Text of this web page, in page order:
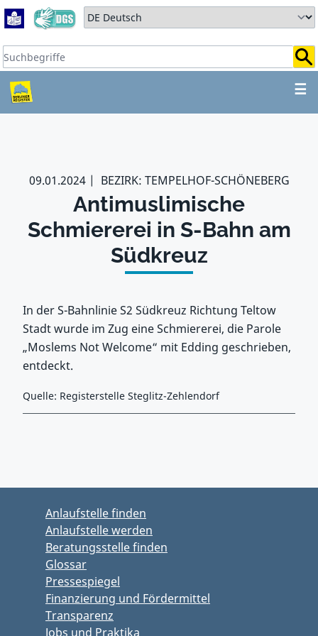
Zum Hauptbereich springen
Zum Hauptmenü springen
Sprache auswählen:
Suchbegriffe:
☰
ZUM HAUPTBEREICH
09.01.2024 BEZIRK: TEMPELHOF-SCHÖNEBERG
Antimuslimische
Schmiererei in S-Bahn am
Südkreuz
In der S-Bahnlinie S2 Südkreuz Richtung Teltow
Stadt wurde im Zug eine Schmiererei, die Parole
„Moslems Not Welcome“ mit Edding geschrieben,
entdeckt.
Quelle: Registerstelle Steglitz-Zehlendorf
Anlaufstelle finden
Anlaufstelle werden
Beratungsstelle finden
Glossar
Pressespiegel
Finanzierung und Fördermittel
Transparenz
Jobs und Praktika